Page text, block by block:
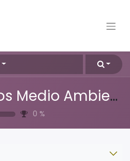
Education 'Nos Medio Ambiente'
0 %